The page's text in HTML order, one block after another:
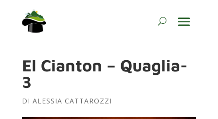
El Cianton – Quaglia-
3
DI ALESSIA CATTAROZZI